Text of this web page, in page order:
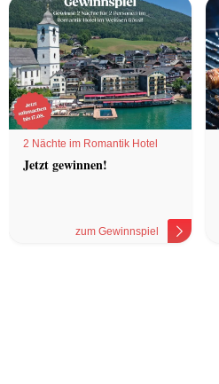
2 Nächte im Romantik Hotel
Jetzt gewinnen!
zum Gewinnspiel